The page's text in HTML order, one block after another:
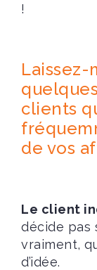
!
Laissez-
clients
de vos
Le client
décide pas
vraiment,
d’idée.